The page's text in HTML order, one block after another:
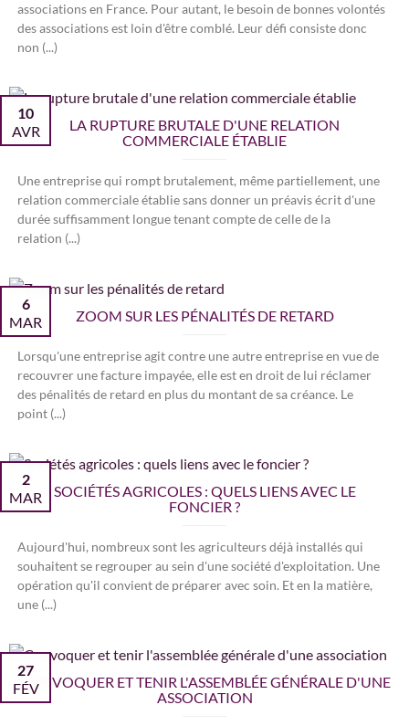
associations en France. Pour autant, le besoin de bonnes volontés
des associations est loin d'être comblé. Leur défi consiste donc
non (...)
LA RUPTURE BRUTALE D'UNE RELATION
COMMERCIALE ÉTABLIE
10
AVR
Une entreprise qui rompt brutalement, même partiellement, une
relation commerciale établie sans donner un préavis écrit d'une
durée suffisamment longue tenant compte de celle de la
relation (...)
ZOOM SUR LES PÉNALITÉS DE RETARD
6
MAR
Lorsqu'une entreprise agit contre une autre entreprise en vue de
recouvrer une facture impayée, elle est en droit de lui réclamer
des pénalités de retard en plus du montant de sa créance. Le
point (...)
SOCIÉTÉS AGRICOLES : QUELS LIENS AVEC LE
FONCIER ?
2
MAR
Aujourd'hui, nombreux sont les agriculteurs déjà installés qui
souhaitent se regrouper au sein d'une société d'exploitation. Une
opération qu'il convient de préparer avec soin. Et en la matière,
une (...)
CONVOQUER ET TENIR L'ASSEMBLÉE GÉNÉRALE D'UNE
ASSOCIATION
27
FÉV